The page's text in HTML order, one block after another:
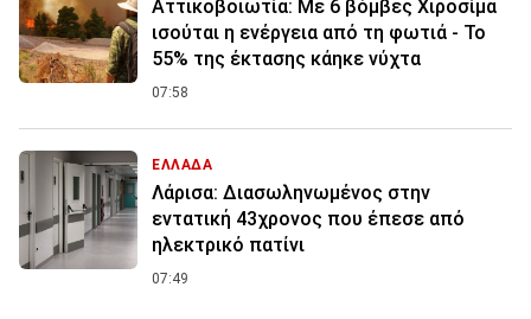
Αττικοβοιωτία: Με 6 βόμβες Χιροσίμα
ισούται η ενέργεια από τη φωτιά - Το
55% της έκτασης κάηκε νύχτα
07:58
ΕΛΛΑΔΑ
Λάρισα: Διασωληνωμένος στην
εντατική 43χρονος που έπεσε από
ηλεκτρικό πατίνι
07:49